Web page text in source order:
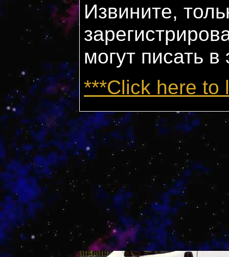
Извините,
могут писать
***Click here to